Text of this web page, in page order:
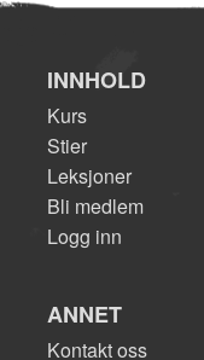
INNHOLD
Kurs
Stier
Leksjoner
Bli medlem
Logg inn
ANNET
Kontakt oss